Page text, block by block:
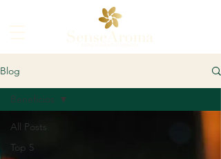
Blog
All Posts
Top 5
Beneficios